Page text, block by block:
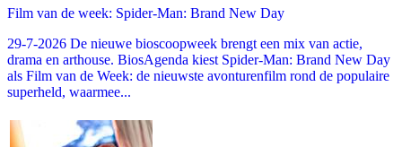
Film van de week: Spider-Man: Brand New Day
29-7-2026 De nieuwe bioscoopweek brengt een mix van actie,
drama en arthouse. BiosAgenda kiest Spider-Man: Brand New Day
als Film van de Week: de nieuwste avonturenfilm rond de populaire
superheld, waarmee...